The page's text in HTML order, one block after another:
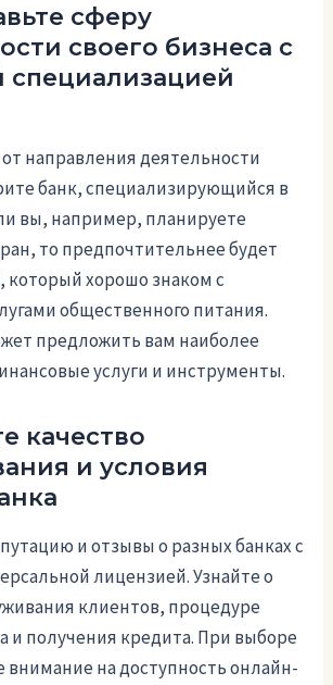
сферу
своего бизнеса с
специализацией
направления деятельности
банк, специализирующийся в
вы, например, планируете
то предпочтительнее будет
который хорошо знаком с
общественного питания.
предложить вам наиболее
услуги и инструменты.
качество
и условия
и отзывы о разных банках с
лицензией. Узнайте о
клиентов, процедуре
и получения кредита. При выборе
внимание на доступность онлайн-